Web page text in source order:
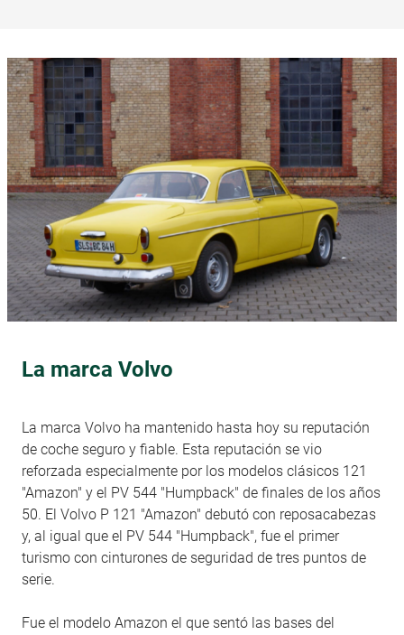
La marca Volvo
La marca Volvo ha mantenido hasta hoy su reputación
de coche seguro y fiable. Esta reputación se vio
reforzada especialmente por los modelos clásicos 121
"Amazon" y el PV 544 "Humpback" de finales de los años
50. El Volvo P 121 "Amazon" debutó con reposacabezas
y, al igual que el PV 544 "Humpback", fue el primer
turismo con cinturones de seguridad de tres puntos de
serie.
Fue el modelo Amazon el que sentó las bases del